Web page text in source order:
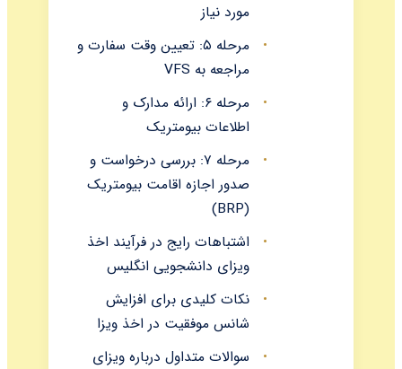
مورد نیاز
مرحله ۵: تعیین وقت سفارت و
مراجعه به VFS
مرحله ۶: ارائه مدارک و
اطلاعات بیومتریک
مرحله ۷: بررسی درخواست و
صدور اجازه اقامت بیومتریک
(BRP)
اشتباهات رایج در فرآیند اخذ
ویزای دانشجویی انگلیس
نکات کلیدی برای افزایش
شانس موفقیت در اخذ ویزا
سوالات متداول درباره ویزای